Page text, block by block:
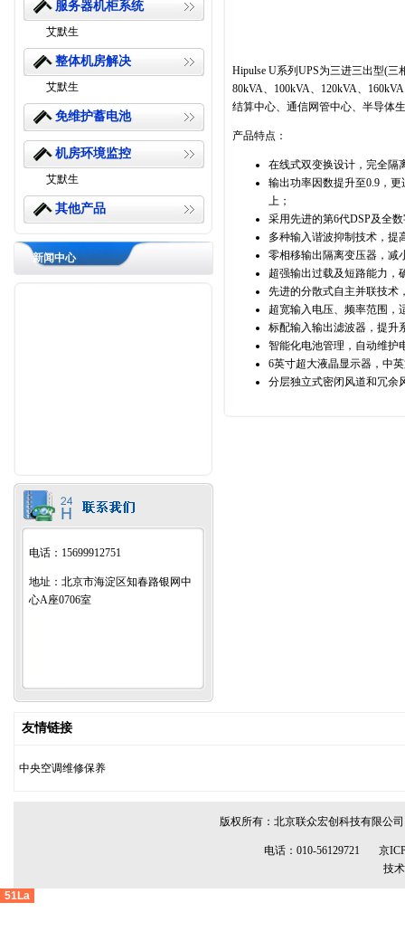
服务器机柜系统
艾默生
整体机房解决
艾默生
免维护蓄电池
机房环境监控
艾默生
其他产品
新闻中心
电话：15699912751
地址：北京市海淀区知春路银网中
心A座0706室
Hipulse U系列 UPS为三进三出型(三
80kVA、100kVA、 120kVA、 160kVA
结算中心、通信网管中心、半导体
产品特点：
在线式双变换设计，完全隔
输出功率因数提升至0.9，
上；
采用先进的第6代DSP及全
多种输入谐波抑制技术，提
零相移输出隔离变压器，减
超强输出过载及短路能力，
先进的分散式自主并联技术
超宽输入电压、频率范围，
标配输入输出滤波器，提升
智能化电池管理，自动维护
6英寸超大液晶显示器，中
分层独立式密闭风道和冗余
友情链接
中央空调维修保养
版权所有： 北京联众宏创科技有限公司
电话：010-56129721 京
技
51La